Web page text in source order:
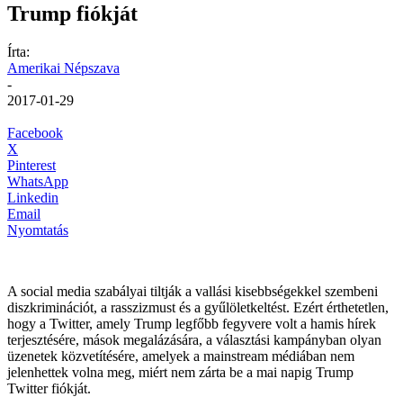
Trump fiókját
Írta:
Amerikai Népszava
-
2017-01-29
Facebook
X
Pinterest
WhatsApp
Linkedin
Email
Nyomtatás
A social media szabályai tiltják a vallási kisebbségekkel szembeni
diszkriminációt, a rasszizmust és a gyűlöletkeltést. Ezért érthetetlen,
hogy a Twitter, amely Trump legfőbb fegyvere volt a hamis hírek
terjesztésére, mások megalázására, a választási kampányban olyan
üzenetek közvetítésére, amelyek a mainstream médiában nem
jelenhettek volna meg, miért nem zárta be a mai napig Trump
Twitter fiókját.